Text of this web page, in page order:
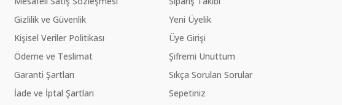
Gizlilik ve Güvenlik
Kişisel Veriler Politikası
Ödeme ve Teslimat
Garanti Şartları
İade ve İptal Şartları
Yeni Üyelik
Üye Girişi
Şifremi Unuttum
Sıkça Sorulan Sorular
Sepetiniz